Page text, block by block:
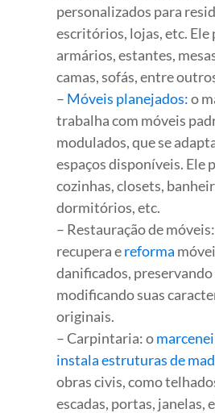
personalizados para
escritórios, lojas, etc. Ele
armários, estantes,
camas, sofás, entre
– Móveis planejados:o
trabalha com móveis
modulados, que se
espaços disponíveis. Ele
cozinhas, closets,
dormitórios, etc.
– Restauração de
recupera ereforma
danificados, preservando
modificando suas
originais.
– Carpintaria: o
instala estruturas de
obras civis, como
escadas, portas, janelas,